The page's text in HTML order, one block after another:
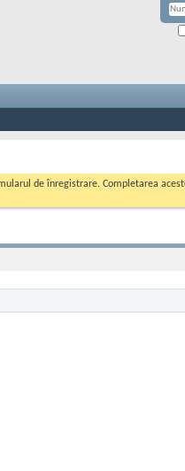
de înregistrare. Completarea